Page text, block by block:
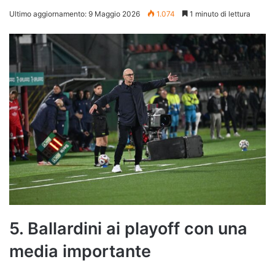
Ultimo aggiornamento: 9 Maggio 2026 1.074 1 minuto di lettura
5. Ballardini ai playoff con una
media importante